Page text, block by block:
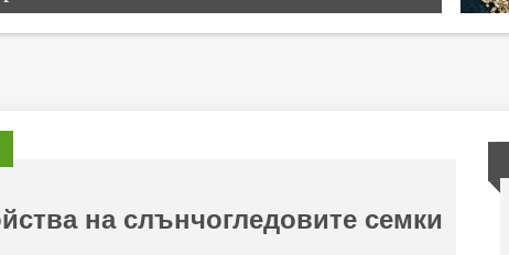
на слънчогледовите семки